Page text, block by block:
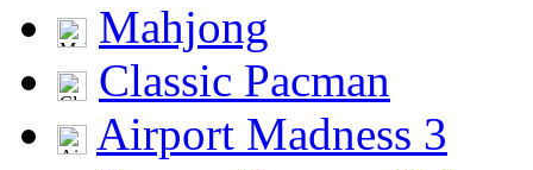
Mahjong
Classic Pacman
Airport Madness 3